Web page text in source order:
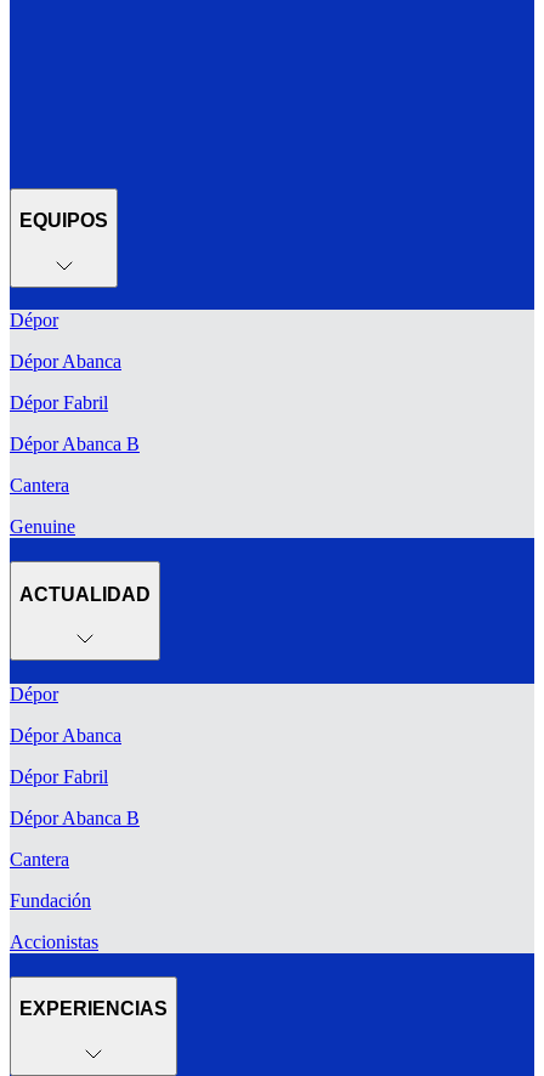
EQUIPOS
Dépor
Dépor Abanca
Dépor Fabril
Dépor Abanca B
Cantera
Genuine
ACTUALIDAD
Dépor
Dépor Abanca
Dépor Fabril
Dépor Abanca B
Cantera
Fundación
Accionistas
EXPERIENCIAS